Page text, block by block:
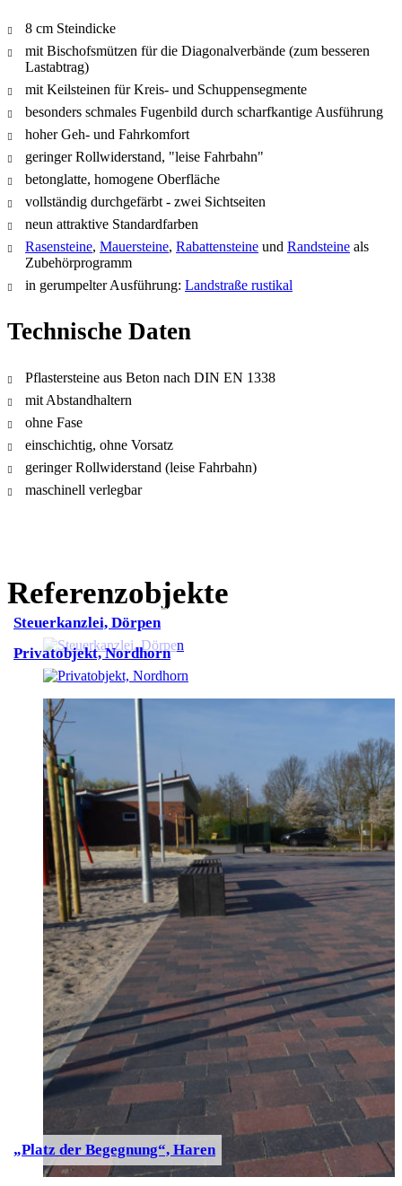
8 cm Steindicke
mit Bischofsmützen für die Diagonalverbände (zum besseren
Lastabtrag)
mit Keilsteinen für Kreis- und Schuppensegmente
besonders schmales Fugenbild durch scharfkantige Ausführung
hoher Geh- und Fahrkomfort
geringer Rollwiderstand, "leise Fahrbahn"
betonglatte, homogene Oberfläche
vollständig durchgefärbt - zwei Sichtseiten
neun attraktive Standardfarben
Rasensteine, Mauersteine, Rabattensteine und Randsteine als
Zubehörprogramm
in gerumpelter Ausführung: Landstraße rustikal
Technische Daten
Pflastersteine aus Beton nach DIN EN 1338
mit Abstandhaltern
ohne Fase
einschichtig, ohne Vorsatz
geringer Rollwiderstand (leise Fahrbahn)
maschinell verlegbar
Referenzobjekte
Steuerkanzlei, Dörpen
Privatobjekt, Nordhorn
„Platz der Begegnung“, Haren